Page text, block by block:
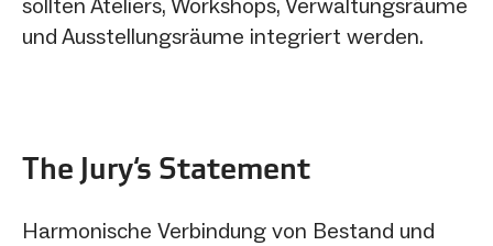
und Ausstellungsräume integriert werden.
The Jury‘s Statement
Harmonische Verbindung von Bestand und